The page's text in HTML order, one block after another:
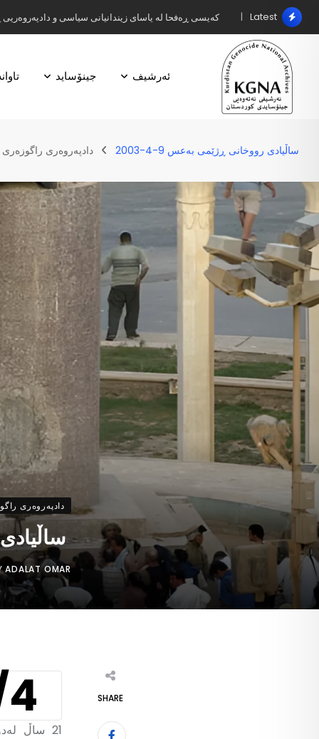
Latest کەیسی ڕەفحا لە یاسای زیندانیانی سیاسی و
ئەرشیف جینۆساید
ساڵیادی رووخانی ڕژێمی بەعس 9-4-2003 دادپەروەری راگوزەری
دادپەروەری
ساڵیادی
ADALAT OMAR
SHARE
21 ساڵ